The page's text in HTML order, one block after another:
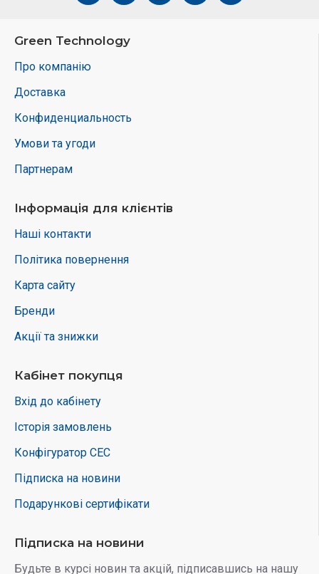
Green Technology
Про компанію
Доставка
Конфиденциальность
Умови та угоди
Партнерам
Інформація для клієнтів
Наші контакти
Політика повернення
Карта сайту
Бренди
Акції та знижки
Кабінет покупця
Вхід до кабінету
Історія замовлень
Конфігуратор СЕС
Підписка на новини
Подарункові сертифікати
Підписка на новини
Будьте в курсі новин та акцій, підписавшись на нашу